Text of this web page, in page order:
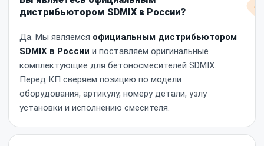
дистрибьютором SDMIX в России?
Да. Мы являемся официальным дистрибьютором
SDMIX в России и поставляем оригинальные
комплектующие для бетоносмесителей SDMIX.
Перед КП сверяем позицию по модели
оборудования, артикулу, номеру детали, узлу
установки и исполнению смесителя.